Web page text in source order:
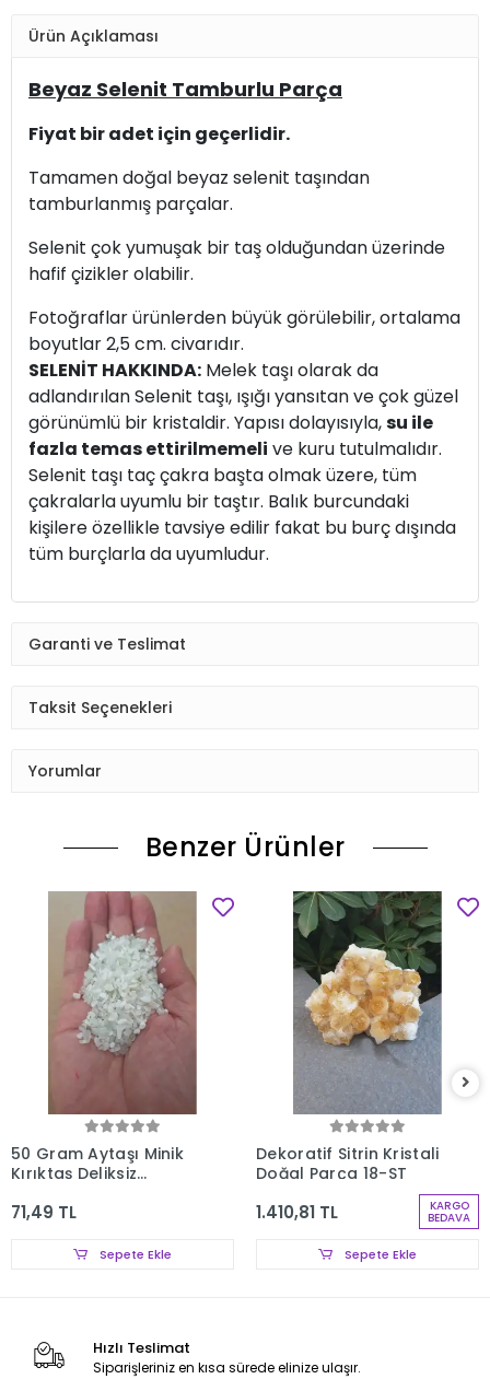
Ürün Açıklaması
Beyaz Selenit Tamburlu Parça
Fiyat bir adet için geçerlidir.
Tamamen doğal beyaz selenit taşından
tamburlanmış parçalar.
Selenit çok yumuşak bir taş olduğundan üzerinde
hafif çizikler olabilir.
Fotoğraflar ürünlerden büyük görülebilir, ortalama
boyutlar 2,5 cm. civarıdır.
SELENİT HAKKINDA: Melek taşı olarak da
adlandırılan Selenit taşı, ışığı yansıtan ve çok güzel
görünümlü bir kristaldir. Yapısı dolayısıyla,su ile
fazla temas ettirilmemeli ve kuru tutulmalıdır.
Selenit taşı taç çakra başta olmak üzere, tüm
çakralarla uyumlu bir taştır. Balık burcundaki
kişilere özellikle tavsiye edilir fakat bu burç dışında
tüm burçlarla da uyumludur.
Garanti ve Teslimat
Taksit Seçenekleri
Yorumlar
Benzer Ürünler
50 Gram Aytaşı Minik
Kırıktaş Deliksiz
71,49 TL
Sepete Ekle
Dekoratif Sitrin Kristali
Doğal Parça 18-ST
1.410,81 TL KARGO
BEDAVA
Sepete Ekle
Hızlı Teslimat
Siparişleriniz en kısa sürede elinize ulaşır.